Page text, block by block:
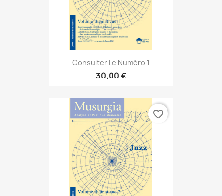
Consulter Le Numéro 1
30,00 €
favorite_border